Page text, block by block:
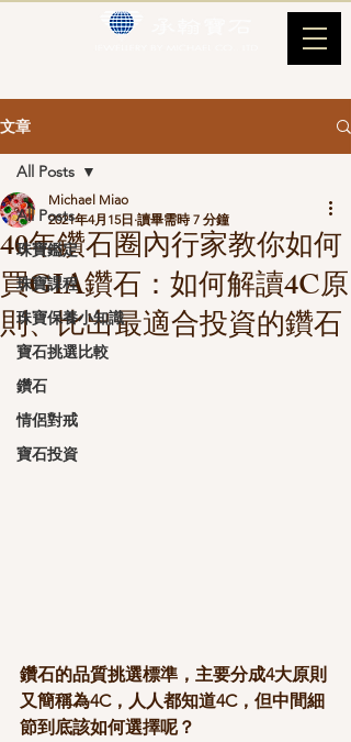
文章
All Posts
珠寶鑑定
珠寶課程
珠寶保養小知識
寶石挑選比較
鑽石
情侶對戒
寶石投資
All Posts
40年鑽石圈內行家教你如何
買GIA鑽石：如何解讀4C原
則、比出最適合投資的鑽石
Michael Miao
2021年4月15日 讀畢需時 7 分鐘
鑽石的品質挑選標準，主要分成4大原則
又簡稱為4C，人人都知道4C，但中間細
節到底該如何選擇呢？